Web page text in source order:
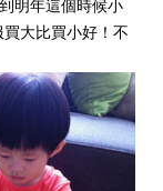
明年這個時候小
大比買小好！不